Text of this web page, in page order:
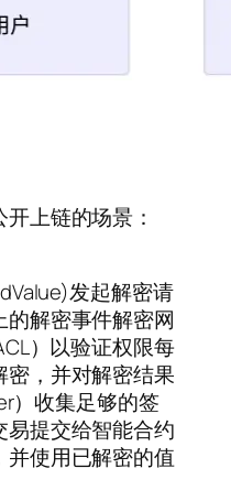
上链的场景：
发起解密请
解密事件解密网
）以验证权限每
，并对解密结果
）收集足够的签
提交给智能合约
并使用已解密的值